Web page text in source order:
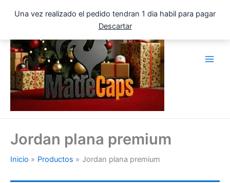
Una vez realizado el pedido tendran 1 dia habil para pagar
Descartar
Jordan plana premium
Inicio Productos Jordan plana premium